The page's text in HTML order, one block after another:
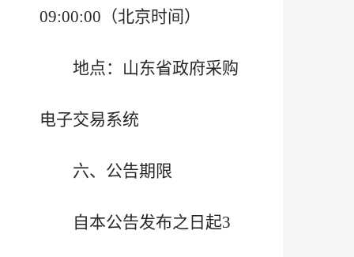
09:00:00（北京时间）
地点：山东省政府采购
电子交易系统
六、公告期限
自本公告发布之日起3